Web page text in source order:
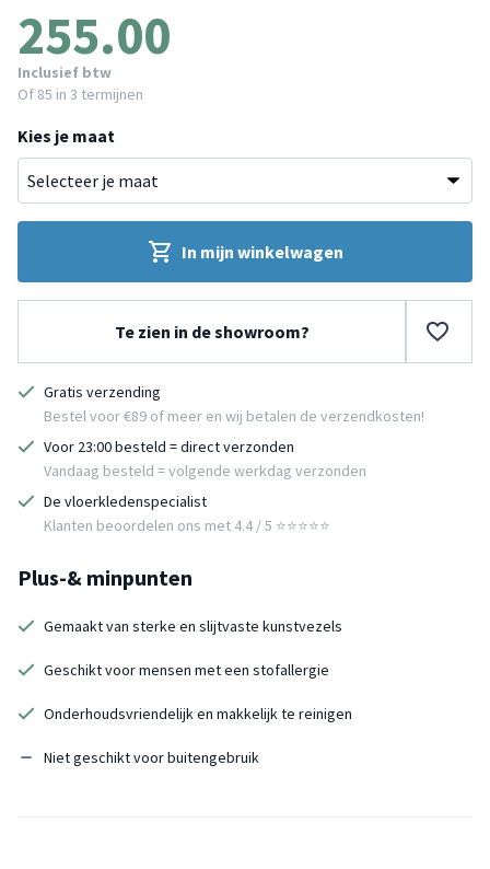
255.00
Inclusief btw
Of 85 in 3 termijnen
Kies je maat
In mijn winkelwagen
Te zien in de showroom?
Gratis verzending
Bestel voor €89 of meer en wij betalen de verzendkosten!
Voor 23:00 besteld = direct verzonden
Vandaag besteld = volgende werkdag verzonden
De vloerkledenspecialist
Klanten beoordelen ons met 4.4 / 5 ⭐⭐⭐⭐⭐
Plus-& minpunten
Gemaakt van sterke en slijtvaste kunstvezels
Geschikt voor mensen met een stofallergie
Onderhoudsvriendelijk en makkelijk te reinigen
Niet geschikt voor buitengebruik